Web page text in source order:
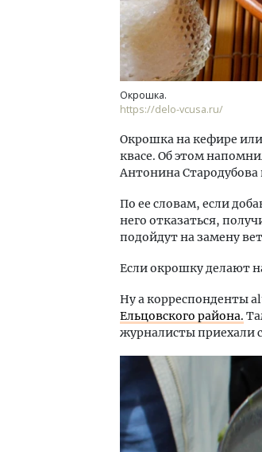
Окрошка.
https://delo-vcusa.ru/
Окрошка на кефире
квасе. Об этом
Антонина Стародубова
По ее словам, если
него отказаться,
подойдут на замену
Если окрошку делают
Ну а корреспонденты
Ельцовского района.
журналисты приехали